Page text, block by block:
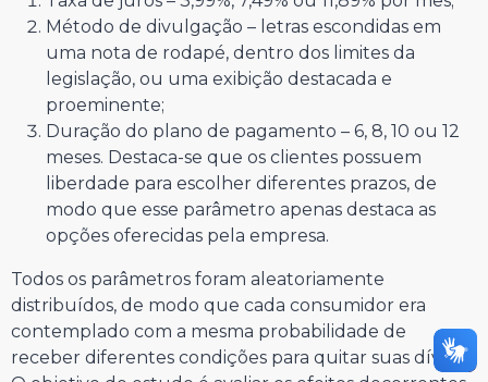
Método de divulgação – letras escondidas em
uma nota de rodapé, dentro dos limites da
legislação, ou uma exibição destacada e
proeminente;
Duração do plano de pagamento – 6, 8, 10 ou 12
meses. Destaca-se que os clientes possuem
liberdade para escolher diferentes prazos, de
modo que esse parâmetro apenas destaca as
opções oferecidas pela empresa.
Todos os parâmetros foram aleatoriamente
distribuídos, de modo que cada consumidor era
contemplado com a mesma probabilidade de
receber diferentes condições para quitar suas dívidas.